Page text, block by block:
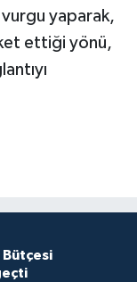
yaparak,
ettiği yönü,